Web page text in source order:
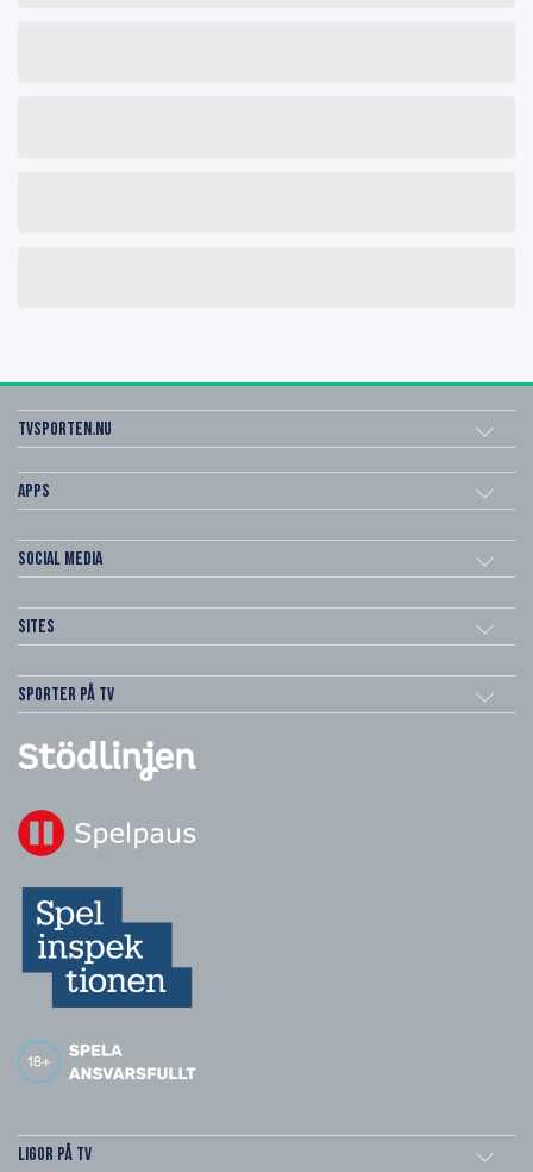
Tvsporten.nu
Apps
Social Media
Sites
Sporter på TV
Ligor på TV